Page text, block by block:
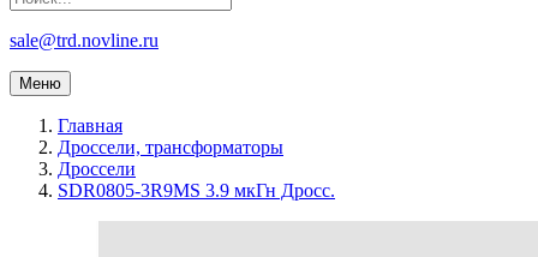
sale@trd.novline.ru
Меню
Главная
Дроссели, трансформаторы
Дроссели
SDR0805-3R9MS 3.9 мкГн Дросс.